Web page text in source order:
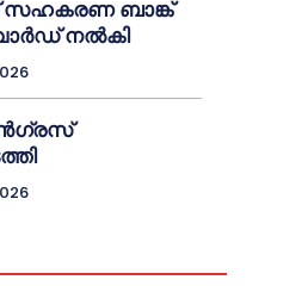
സഹകരണ ബാങ്ക്
നൽകി